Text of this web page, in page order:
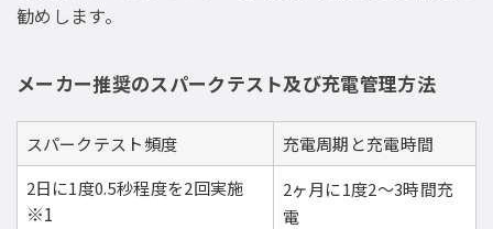
勧めします。
メーカー推奨のスパークテスト及び充電管理方法
スパークテスト頻度
充電周期と充電時間
2日に1度0.5秒程度を2回実施
※1
2ヶ月に1度2〜3時間充
電